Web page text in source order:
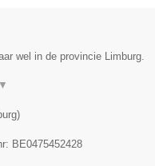
wel in de provincie Limburg.
▼
)
BE0475452428